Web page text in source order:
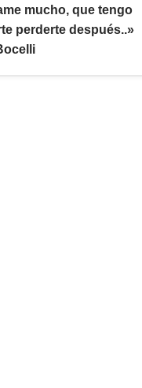
mucho, que tengo
perderte después..»